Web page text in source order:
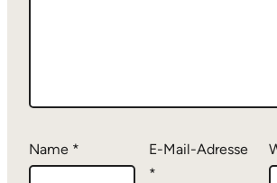
Name *
E-Mail-Adresse
*